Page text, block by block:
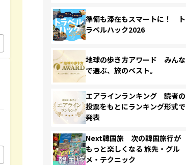
準備も滞在もスマートに！ ト
ラベルハック2026
地球の歩き方アワード みんな
で選ぶ、旅のベスト。
エアラインランキング 読者の
投票をもとにランキング形式で
発表
Next韓国旅 次の韓国旅行が
もっと楽しくなる 旅先・グル
メ・テクニック